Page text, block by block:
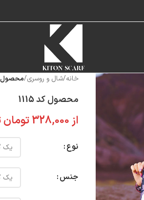
خانه/شال و روسری/محصول کد
محصول کد 1115
از328,000تومان
نوع
جنس